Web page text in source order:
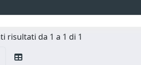
risultati da 1 a 1 di 1